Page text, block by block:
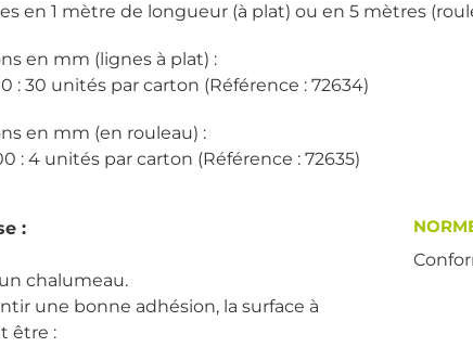
en 1 mètre de longueur (à plat) ou en 5 mètres
en mm (lignes à plat) :
: 30 unités par carton (Référence : 72634)
en mm (en rouleau) :
: 4 unités par carton (Référence : 72635)
:
chalumeau.
une bonne adhésion, la surface à
être :